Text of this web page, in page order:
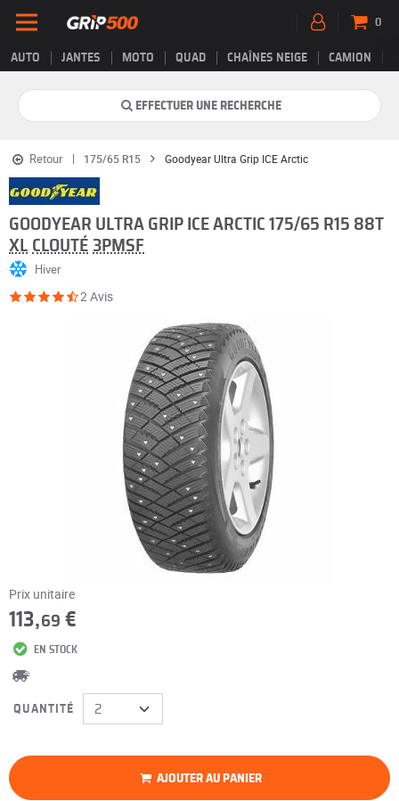
AUTO JANTES MOTO QUAD CHAÎNES NEIGE CAMION
0
EFFECTUER UNE RECHERCHE
Retour 175/65 R15 Goodyear Ultra Grip ICE Arctic
GOODYEAR ULTRA GRIP ICE ARCTIC 175/65 R15 88T
XL CLOUTÉ 3PMSF
Hiver
2 Avis
Prix unitaire
113,69 €
EN STOCK
QUANTITÉ
AJOUTER AU PANIER